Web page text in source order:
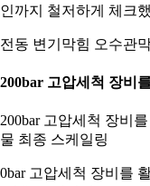
까지 철저하게 체크
동 변기막힘 오수관
고압세척 장비
고압세척 장비를